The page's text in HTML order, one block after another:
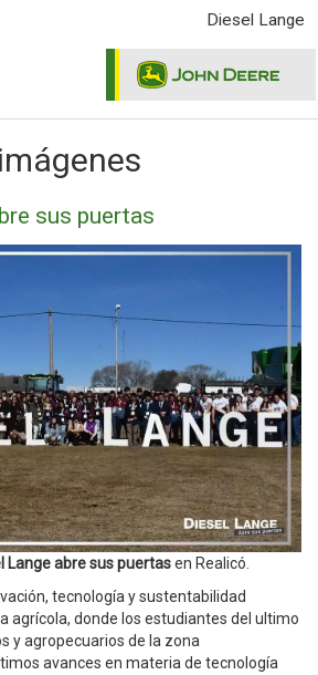
Diesel Lange
sus puertas
Lange abre sus puertasen Realicó.
tecnología y sustentabilidad
agrícola, donde los estudiantes del ultimo
y agropecuarios de la zona
avances en materia de tecnología